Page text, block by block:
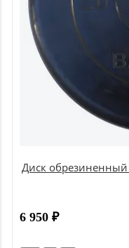
Диск обрезиненный
6 950 ₽